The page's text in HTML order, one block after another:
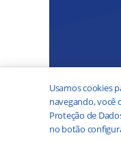
Usamos cookies
navegando, você
Proteção de
no botão